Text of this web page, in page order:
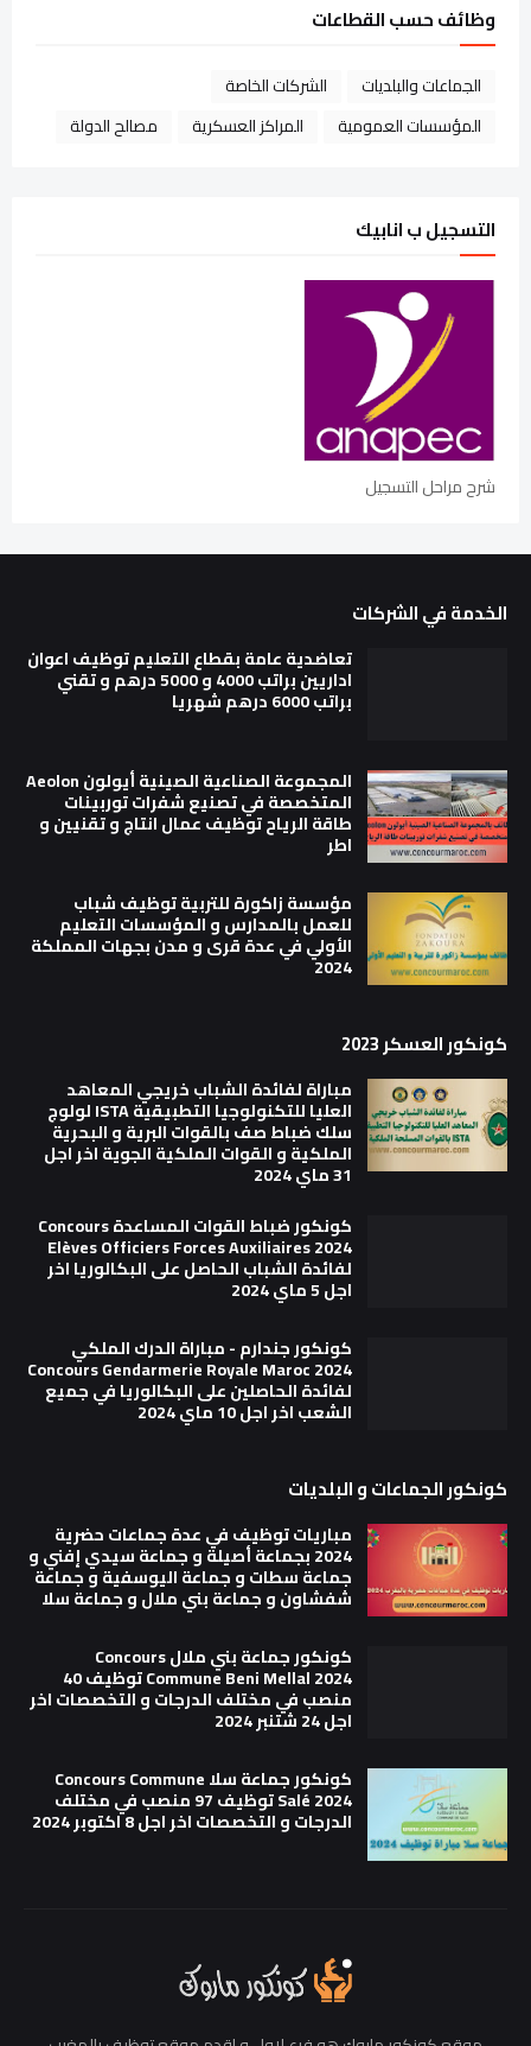
وظائف حسب القطاعات
الجماعات والبلديات
الشركات الخاصة
المؤسسات العمومية
المراكز العسكرية مصالح الدولة
التسجيل ب انابيك
شرح مراحل التسجيل
الخدمة في الشركات
تعاضدية عامة بقطاع التعليم توظيف اعوان
اداريين براتب 4000 و 5000 درهم و تقني
براتب 6000 درهم شهريا
المجموعة الصناعية الصينية أيولون Aeolon
المتخصصة في تصنيع شفرات توربينات
طاقة الرياح توظيف عمال انتاج و تقنيين و
اطر
مؤسسة زاكورة للتربية توظيف شباب
للعمل بالمدارس و المؤسسات التعليم
الأولي في عدة قرى و مدن بجهات المملكة
2024
كونكور العسكر 2023
مباراة لفائدة الشباب خريجي المعاهد
العليا للتكنولوجيا التطبيقية ISTA لولوج
سلك ضباط صف بالقوات البرية و البحرية
الملكية و القوات الملكية الجوية اخر اجل
31 ماي 2024
كونكور ضباط القوات المساعدة Concours
Elèves Officiers Forces Auxiliaires 2024
لفائدة الشباب الحاصل على البكالوريا اخر
اجل 5 ماي 2024
كونكور جندارم - مباراة الدرك الملكي
Concours Gendarmerie Royale Maroc 2024
لفائدة الحاصلين على البكالوريا في جميع
الشعب اخر اجل 10 ماي 2024
كونكور الجماعات و البلديات
مباريات توظيف في عدة جماعات حضرية
2024 بجماعة أصيلة و جماعة سيدي إفني و
جماعة سطات و جماعة اليوسفية و جماعة
شفشاون و جماعة بني ملال و جماعة سلا
كونكور جماعة بني ملال Concours
Commune Beni Mellal 2024 توظيف 40
منصب في مختلف الدرجات و التخصصات اخر
اجل 24 شتنبر 2024
كونكور جماعة سلا Concours Commune
Salé 2024 توظيف 97 منصب في مختلف
الدرجات و التخصصات اخر اجل 8 اكتوبر 2024